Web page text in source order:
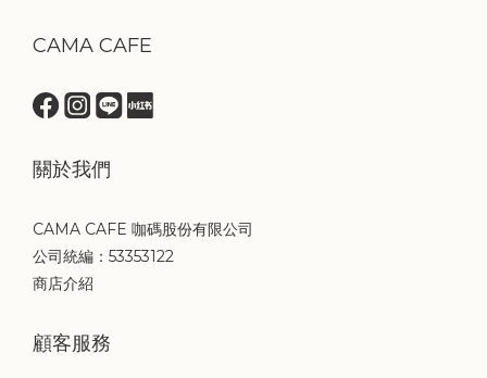
CAMA CAFE
關於我們
CAMA CAFE 咖碼股份有限公司
公司統編：53353122
商店介紹
顧客服務